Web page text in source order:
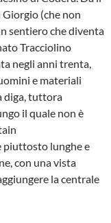
Giorgio (che non
sentiero che diventa
Tracciolino
negli anni trenta,
e materiali
diga, tuttora
il quale non è
piuttosto lunghe e
con una vista
la centrale